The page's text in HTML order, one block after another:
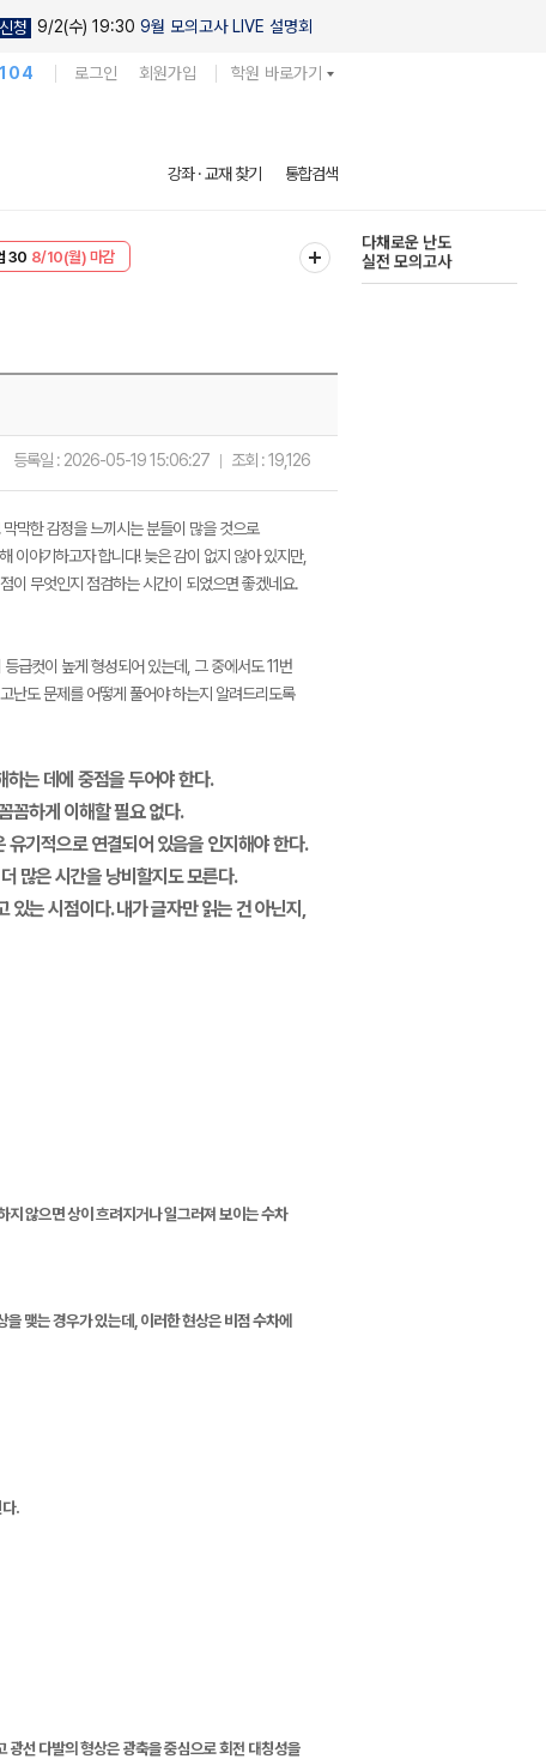
청 9/2(수) 19:30 9월 모의고사 LIVE 설명회
로그인 회원가입 학원 바로가기
강좌 · 교재 찾기 통합검색
8/10(월) 마감
다채로운 난도
실전 모의고사
등록일 : 2026-05-19 15:06:27 조회 :19,126
막한 감정을 느끼시는 분들이 많을 것으로
이야기하고자 합니다! 늦은 감이 없지 않아 있지만,
이 무엇인지 점검하는 시간이 되었으면 좋겠네요.
급컷이 높게 형성되어 있는데, 그 중에서도 11번
난도 문제를 어떻게 풀어야 하는지 알려드리도록
하는 데에 중점을 두어야 한다.
꼼하게 이해할 필요 없다.
기적으로 연결되어 있음을 인지해야 한다.
많은 시간을 낭비할지도 모른다.
있는 시점이다. 내가 글자만 읽는 건 아닌지,
지 않으면 상이 흐려지거나 일그러져 보이는 수차
맺는 경우가 있는데, 이러한 현상은 비점 수차에
.
광선 다발의 형상은 광축을 중심으로 회전 대칭성을